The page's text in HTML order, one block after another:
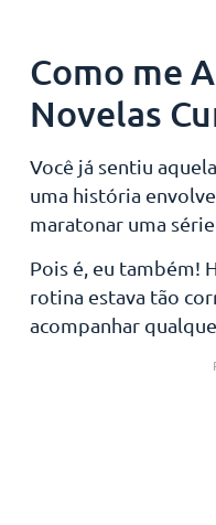
Como me
Novelas
Você já sentiu
uma história
maratonar uma
Pois é, eu também!
rotina estava tão
acompanhar